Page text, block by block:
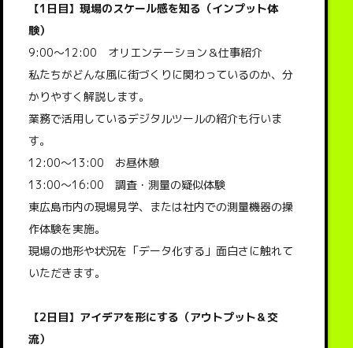
【1日目】現場のスケール感を知る（インプット体
験）
9:00～12:00 オリエンテーション＆仕事紹介
私たちがどんな風に街づくりに関わっているのか、分
かりやすく解説します。
業務で活用しているデジタルツールの紹介も行いま
す。
12:00～13:00 お昼休憩
13:00～16:00 調査・測量の疑似体験
東広島市内の現場見学、または社内での測量機器の操
作体験を実施。
現場の地形や状況を「データ化する」面白さに触れて
いただきます。
【2日目】アイデアを形にする（アウトプット＆交
流）